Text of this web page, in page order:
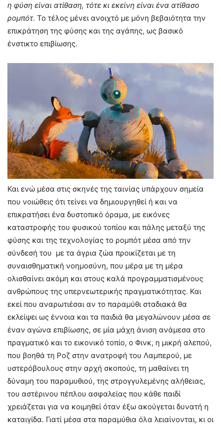
η φύση είναι ατίθαση, τότε κι εκείνη είναι ένα ατίθασο
ρομπότ. Το τέλος μένει ανοιχτό με μόνη βεβαιότητα την
επικράτηση της φύσης και της αγάπης, ως βασικό
ένστικτο επιβίωσης.
Και ενώ μέσα στις σκηνές της ταινίας υπάρχουν σημεία
που νοιώθεις ότι τείνει να δημιουργηθεί ή και να
επικρατήσει ένα δυστοπικό όραμα, με εικόνες
καταστροφής του φυσικού τοπίου και πάλης μεταξύ της
φύσης και της τεχνολογίας το ρομπότ μέσα από την
σύνδεσή του με τα άγρια ζώα προικίζεται με τη
συναισθηματική νοημοσύνη, που μέρα με τη μέρα
ολισθαίνει ακόμη και στους καλά προγραμματισμένους
ανθρώπους της υπερνεωτερικής πραγματικότητας. Και
εκεί που αναρωτιέσαι αν το παραμύθι σταδιακά θα
εκλείψει ως έννοια και τα παιδιά θα μεγαλώνουν μέσα σε
έναν αγώνα επιβίωσης, σε μία μάχη άνιση ανάμεσα στο
πραγματικό και το εικονικό τοπίο, ο Φινκ, η μικρή αλεπού,
που βοηθά τη Ροζ στην ανατροφή του Λαμπερού, με
υστερόβουλους στην αρχή σκοπούς, τη μαθαίνει τη
δύναμη του παραμυθιού, της στρογγυλεμένης αλήθειας,
του αστέρινου πέπλου ασφαλείας που κάθε παιδί
χρειάζεται για να κοιμηθεί όταν έξω ακούγεται δυνατή η
καταιγίδα. Γιατί μέσα στα παραμύθια όλα λειαίνονται, κι οι